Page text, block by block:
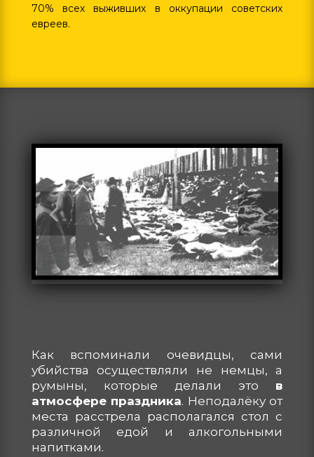
70% всех выживших в оккупации советских
евреев.
Как вспоминали очевидцы, сами
убийства осуществляли не немцы, а
румыны, которые делали это в
атмосфере праздника. Неподалёку от
места расстрела располагался стол с
различной едой и алкогольными
напитками.